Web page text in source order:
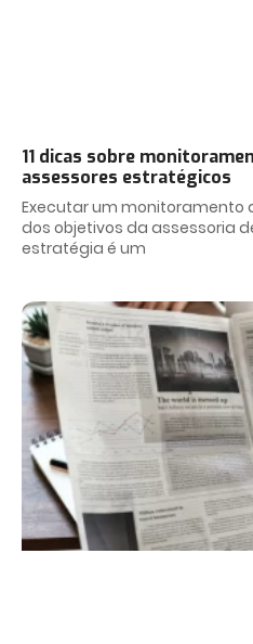
11 dicas sobre
assessores estratégicos
Executar um monitoramento
dos objetivos da assessoria
estratégia é um